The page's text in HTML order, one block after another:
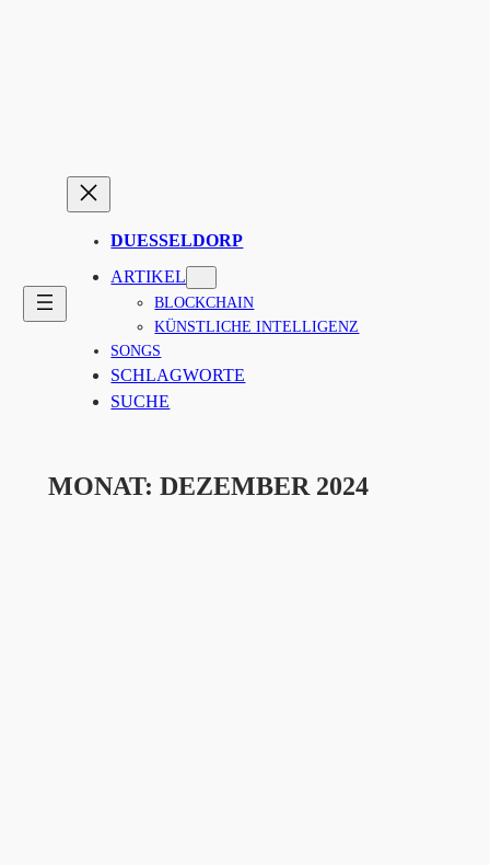
DUESSELDORP
ARTIKEL
BLOCKCHAIN
KÜNSTLICHE INTELLIGENZ
SONGS
SCHLAGWORTE
SUCHE
MONAT: DEZEMBER 2024